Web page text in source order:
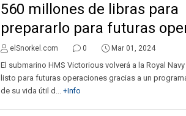
560 millones de libras para
prepararlo para futuras
elSnorkel.com 0 Mar 01, 2024
El submarino HMS Victorious volverá a la Royal
listo para futuras operaciones gracias a un
de su vida útil d... +Info